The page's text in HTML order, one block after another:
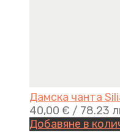
Дамска чанта
40,00 € / 78.23
Добавяне в